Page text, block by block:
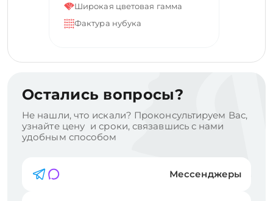
Широкая цветовая гамма
Фактура нубука
Остались вопросы?
Не нашли, что искали? Проконсультируем Вас,
узнайте цену и сроки, связавшись с нами
удобным способом
Мессенджеры